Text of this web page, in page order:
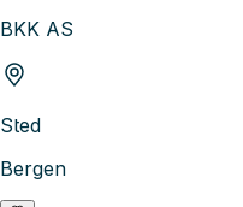
BKK AS
Sted
Bergen